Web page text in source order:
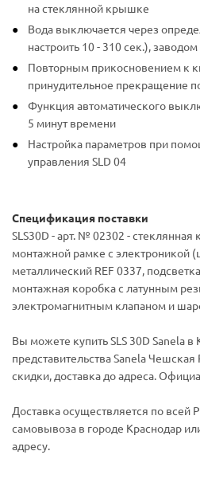
на стеклянной крышке
Вода выключается через
настроить 10 - 310 сек.),
Повторным прикосновением к
принудительное прекращение
Функция автоматического
5 минут времени
Настройка параметров при
управления SLD 04
Спецификация поставки
SLS30D - арт. № 02302 -
монтажной рамке с электроникой
металлический REF 0337,
монтажная коробка с латунным
электромагнитным клапаном и
Вы можете купить SLS 30D Sanela
представительства Sanela
скидки, доставка до адреса.
Доставка осуществляется по всей
самовывоза в городе Краснодар
адресу.